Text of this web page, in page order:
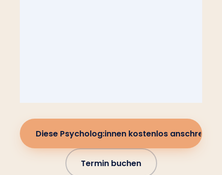
Diese Psycholog:innen kostenlos anschreiben
Termin buchen